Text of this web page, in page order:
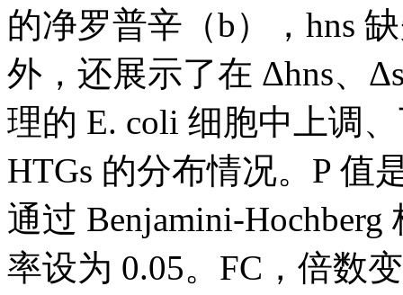
的净罗普辛（b），hns
外，还展示了在 Δhns、
理的 E. coli 细胞中上调
HTGs 的分布情况。P 值
通过 Benjamini-
率设为 0.05。FC，倍数